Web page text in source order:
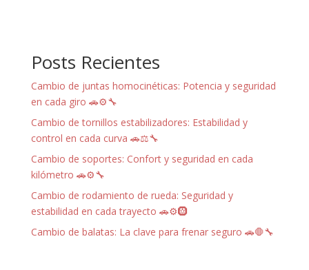
Posts Recientes
Cambio de juntas homocinéticas: Potencia y seguridad
en cada giro 🚗⚙️🔧
Cambio de tornillos estabilizadores: Estabilidad y
control en cada curva 🚗⚖️🔧
Cambio de soportes: Confort y seguridad en cada
kilómetro 🚗⚙️🔧
Cambio de rodamiento de rueda: Seguridad y
estabilidad en cada trayecto 🚗⚙️🛞
Cambio de balatas: La clave para frenar seguro 🚗🛑🔧